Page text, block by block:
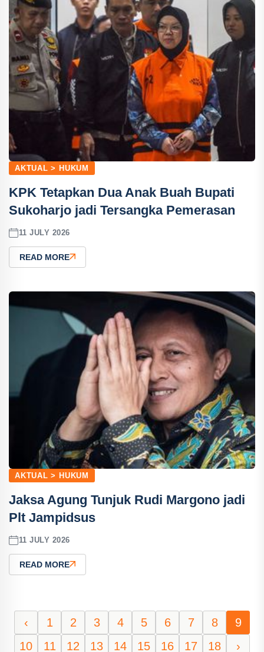
AKTUAL > HUKUM
KPK Tetapkan Dua Anak Buah Bupati
Sukoharjo jadi Tersangka Pemerasan
11 JULY 2026
READ MORE
AKTUAL > HUKUM
Jaksa Agung Tunjuk Rudi Margono jadi
Plt Jampidsus
11 JULY 2026
READ MORE
‹ 1 2 3 4 5 6 7 8
9
10
11 12 13 14 15 16 17 18 ›